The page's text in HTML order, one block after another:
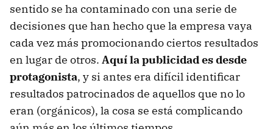
sentido se ha contaminado con una serie de
decisiones que han hecho que la empresa vaya
cada vez más promocionando ciertos resultados
en lugar de otros. Aquí la publicidad es desde
protagonista, y si antes era difícil identificar
resultados patrocinados de aquellos que no lo
eran (orgánicos), la cosa se está complicando